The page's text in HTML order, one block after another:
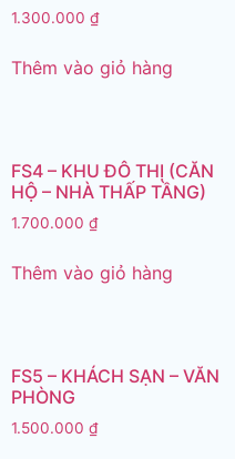
1.300.000 ₫
Thêm vào giỏ hàng
FS4 – KHU ĐÔ THỊ (CĂN
HỘ – NHÀ THẤP TẦNG)
1.700.000 ₫
Thêm vào giỏ hàng
FS5 – KHÁCH SẠN – VĂN
PHÒNG
1.500.000 ₫